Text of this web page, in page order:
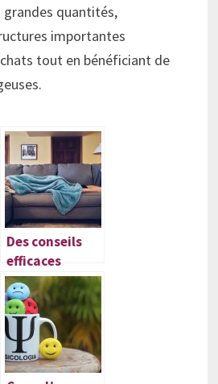
grandes quantités,
importantes
tout en bénéficiant de
Des conseils
efficaces
contres les
ronflements